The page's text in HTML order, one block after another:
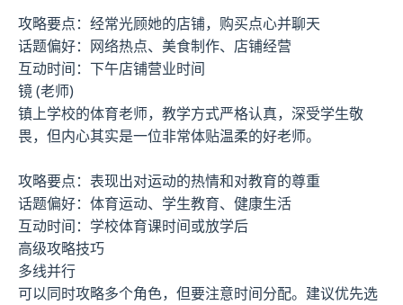
攻略要点：经常光顾她的店铺，购买点心并聊天
话题偏好：网络热点、美食制作、店铺经营
互动时间：下午店铺营业时间
镜 (老师)
镇上学校的体育老师，教学方式严格认真，深受学生敬
畏，但内心其实是一位非常体贴温柔的好老师。
攻略要点：表现出对运动的热情和对教育的尊重
话题偏好：体育运动、学生教育、健康生活
互动时间：学校体育课时间或放学后
高级攻略技巧
多线并行
可以同时攻略多个角色，但要注意时间分配。建议优先选